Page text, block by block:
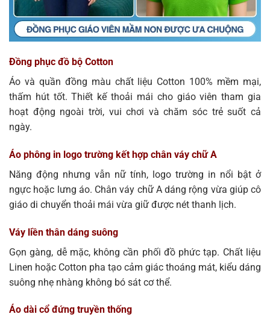
Đồng phục đồ bộ Cotton
Áo và quần đồng màu chất liệu Cotton 100% mềm mại,
thấm hút tốt. Thiết kế thoải mái cho giáo viên tham gia
hoạt động ngoài trời, vui chơi và chăm sóc trẻ suốt cả
ngày.
Áo phông in logo trường kết hợp chân váy chữ A
Năng động nhưng vẫn nữ tính, logo trường in nổi bật ở
ngực hoặc lưng áo. Chân váy chữ A dáng rộng vừa giúp cô
giáo di chuyển thoải mái vừa giữ được nét thanh lịch.
Váy liền thân dáng suông
Gọn gàng, dễ mặc, không cần phối đồ phức tạp. Chất liệu
Linen hoặc Cotton pha tạo cảm giác thoáng mát, kiểu dáng
suông nhẹ nhàng không bó sát cơ thể.
Áo dài cổ đứng truyền thống